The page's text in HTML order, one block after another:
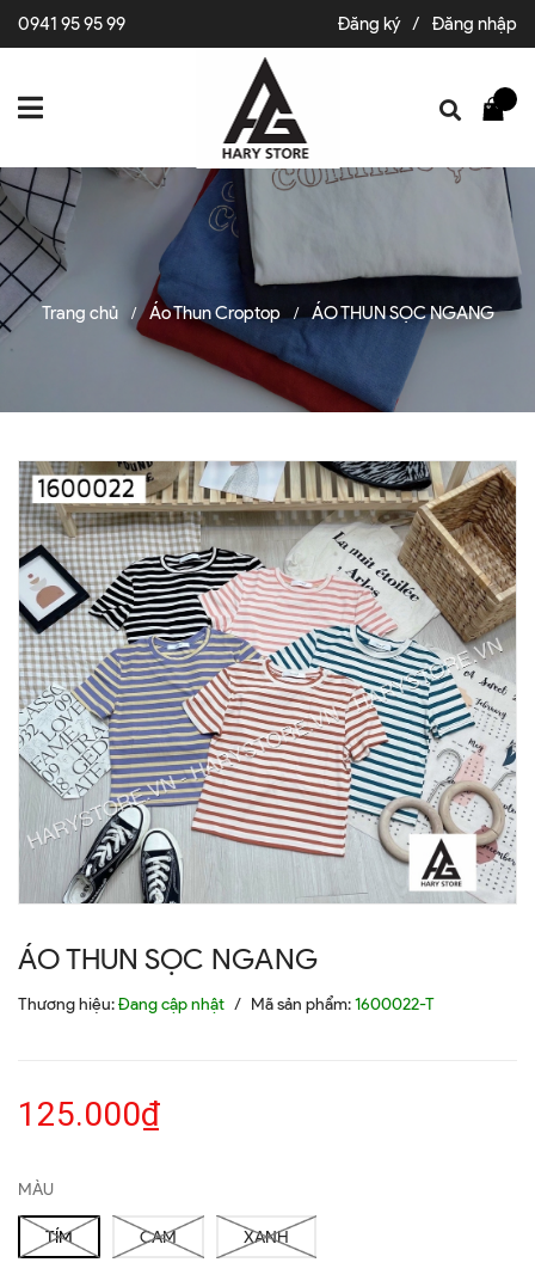
0941 95 95 99 Đăng ký / Đăng nhập
Trang chủ / Áo Thun Croptop / ÁO THUN SỌC NGANG
ÁO THUN SỌC NGANG
Thương hiệu:Đang cập nhật / Mã sản phẩm:1600022-T
125.000₫
MÀU
TÍM CAM XANH